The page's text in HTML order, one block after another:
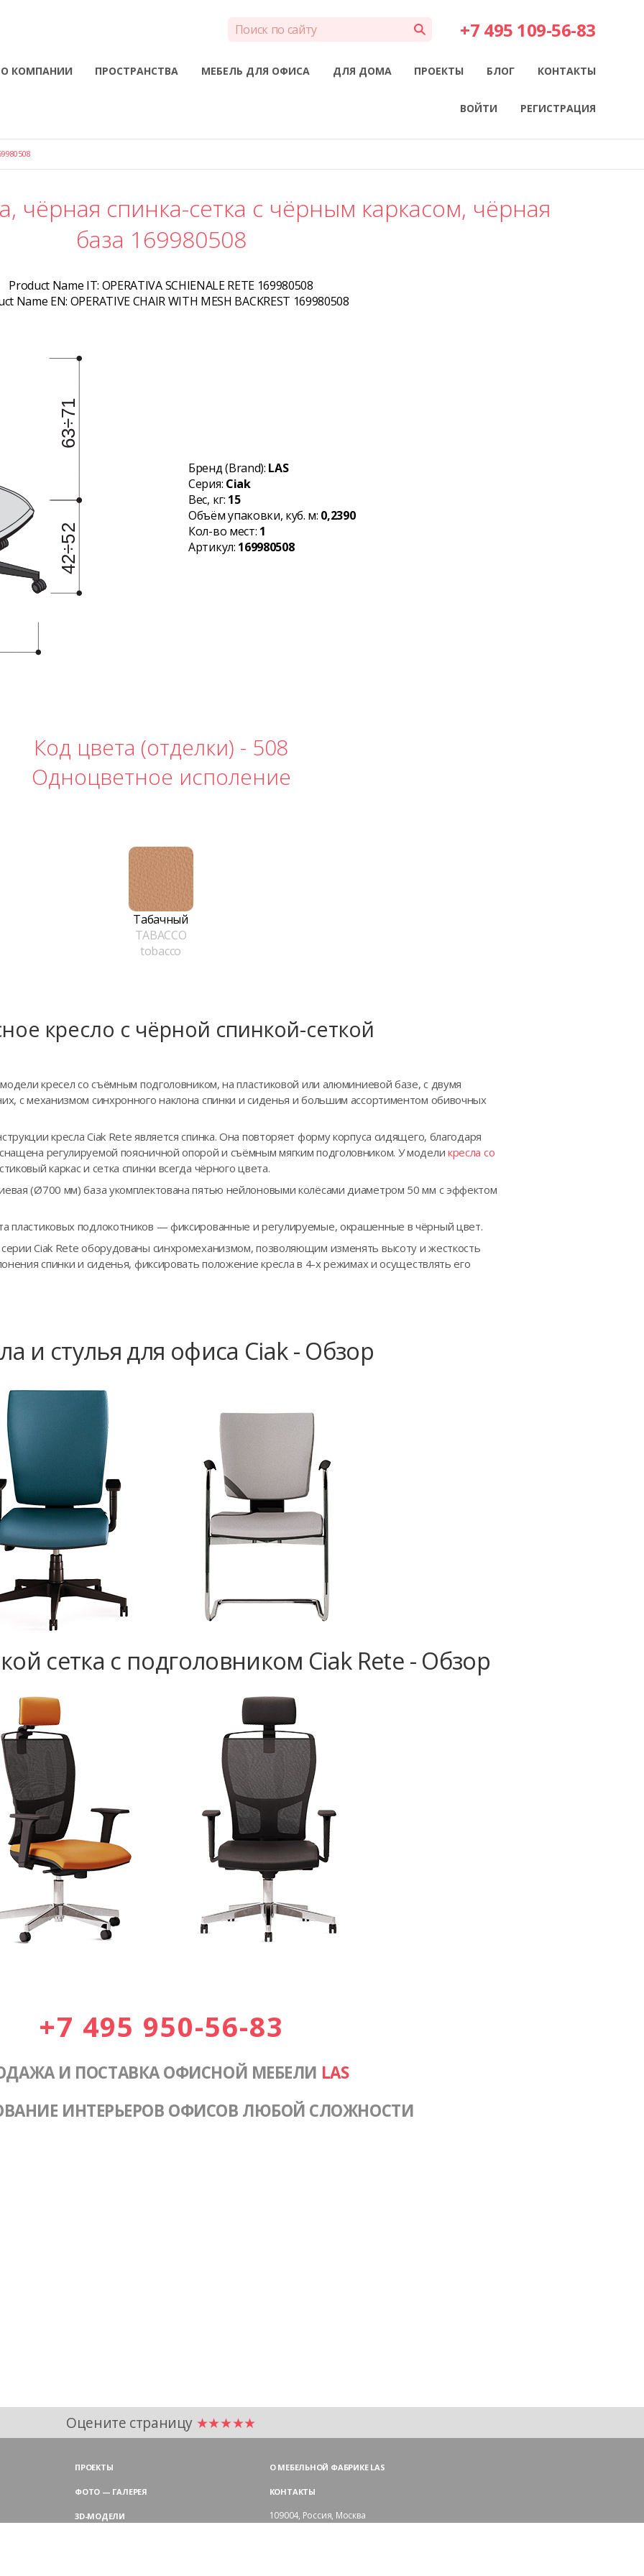
+7 495 109-56-83
О КОМПАНИИ ПРОСТРАНСТВА МЕБЕЛЬ ДЛЯ ОФИСА ДЛЯ ДОМА ПРОЕКТЫ БЛОГ КОНТАКТЫ
ВОЙТИ РЕГИСТРАЦИЯ
чёрная спинка-сетка с чёрным каркасом, чёрная
база 169980508
Product Name IT: OPERATIVA SCHIENALE RETE 169980508
Name EN: OPERATIVE CHAIR WITH MESH BACKREST 169980508
Бренд (Brand): LAS
Серия: Ciak
Вес, кг: 15
Объём упаковки, куб. м: 0,2390
Кол-во мест: 1
Артикул: 169980508
Код цвета (отделки) - 508
Одноцветное исполение
Табачный
TABACCO
tobacco
кресло с чёрной спинкой-сеткой
кресел со съёмным подголовником, на пластиковой или алюминиевой базе, с двумя
с механизмом синхронного наклона спинки и сиденья и большим ассортиментом обивочных
кресла Ciak Rete является спинка. Она повторяет форму корпуса сидящего, благодаря
регулируемой поясничной опорой и съёмным мягким подголовником. У модели кресла со
каркас и сетка спинки всегда чёрного цвета.
(Ø700 мм) база укомплектована пятью нейлоновыми колёсами диаметром 50 мм с эффектом
пластиковых подлокотников — фиксированные и регулируемые, окрашенные в чёрный цвет.
Ciak Rete оборудованы синхромеханизмом, позволяющим изменять высоту и жесткость
спинки и сиденья, фиксировать положение кресла в 4-х режимах и осуществлять его
и стулья для офиса Ciak - Обзор
сетка с подголовником Ciak Rete - Обзор
+7 495 950-56-83
И ПОСТАВКА ОФИСНОЙ МЕБЕЛИ LAS
ИНТЕРЬЕРОВ ОФИСОВ ЛЮБОЙ СЛОЖНОСТИ
Оцените страницу ★★★★★
ПРОЕКТЫ
ФОТО — ГАЛЕРЕЯ
3D-МОДЕЛИ
О МЕБЕЛЬНОЙ ФАБРИКЕ LAS
КОНТАКТЫ
109004, Россия, Москва